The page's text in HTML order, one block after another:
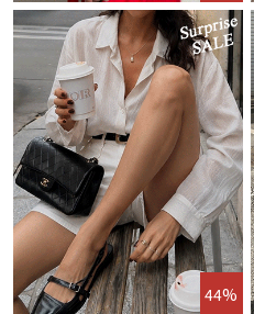
44%